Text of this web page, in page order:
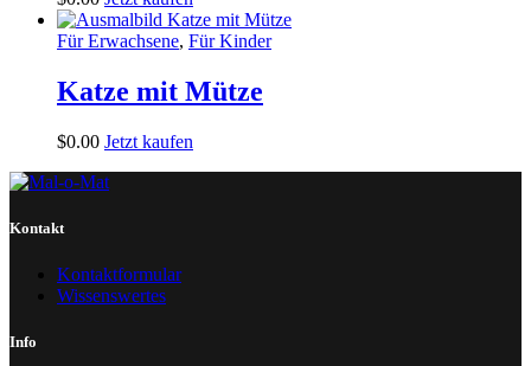
Für Erwachsene, Für Kinder
Katze mit Mütze
$0.00 Jetzt kaufen
Kontakt
Kontaktformular
Wissenswertes
Info